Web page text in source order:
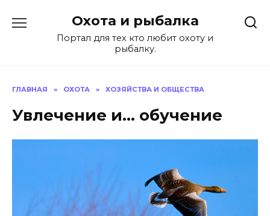
содержанию
Охота и рыбалка
Портал для тех кто любит охоту и
рыбалку.
ГЛАВНАЯ » ОХОТА » ХОЗЯЙСТВА И ОБЩЕСТВА
Увлечение и… обучение